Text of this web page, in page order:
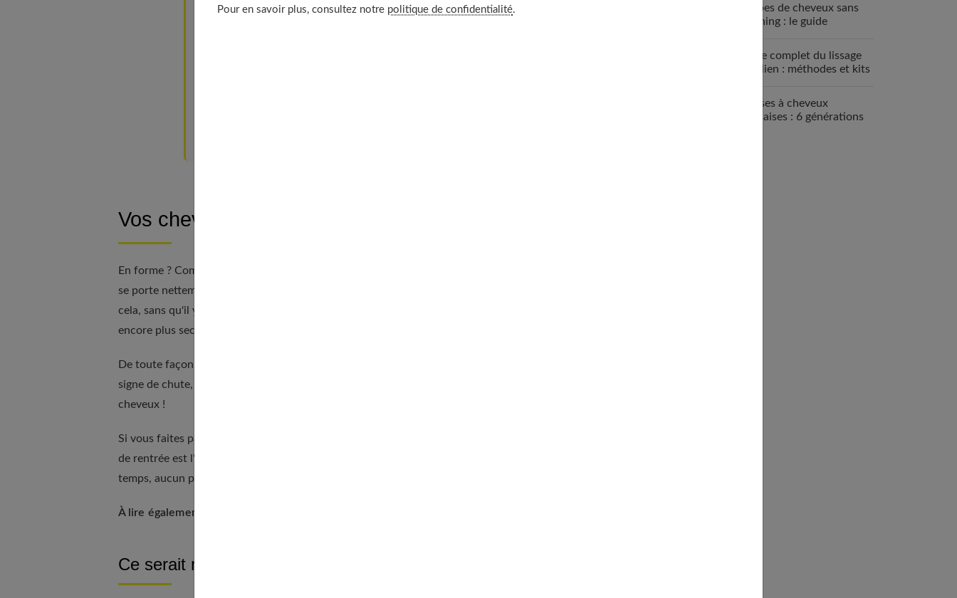
Ils sont rêches au toucher et leurs pointes sont fourchues
Vos cheveux sont-ils vraiment en bonne santé ?
En forme ? Comment vos
se porte nettement mieux : celle des états pelliculaires. On sait que la mer et le soleil leur réussissent et
cela, sans qu'il y ait d'effet rebond à craindre. A l'opposé, les cheveux secs ou colorés rentrent souvent
encore plus secs qu'avant.
De toute façon, une chevelure sans aucun ennui, brillante de santé, sans démangeaison, sans aucun
signe de chute, ça existe, mais c'est très rare. Seulement 10 % des femmes n'aurait aucun souci de
cheveux !
Si vous faites partie des 90 % restant, posez-vous vite les questions suivantes. Ce petit auto-diagnostic
de rentrée est l'occasion de vérifier que vous ne laissez pas s'installer un signe de faiblesse. Repéré à
temps, aucun problème de cheveux ne reste sans solution. Encourageant, non ?
À lire également :
Ce serait mieux s’ils étaient un peu moins ternes
Coupes de cheveux sans
brushing : le guide
Guide complet du lissage
brésilien : méthodes et kits
Brosses à cheveux
françaises : 6 générations
Pour en savoir plus, consultez notre politique de confidentialité.